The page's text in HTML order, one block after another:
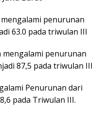
penurunan
63.0 pada triwulan III
mengalami penurunan
87,5 pada triwulan III
Penurunan dari
pada Triwulan III.